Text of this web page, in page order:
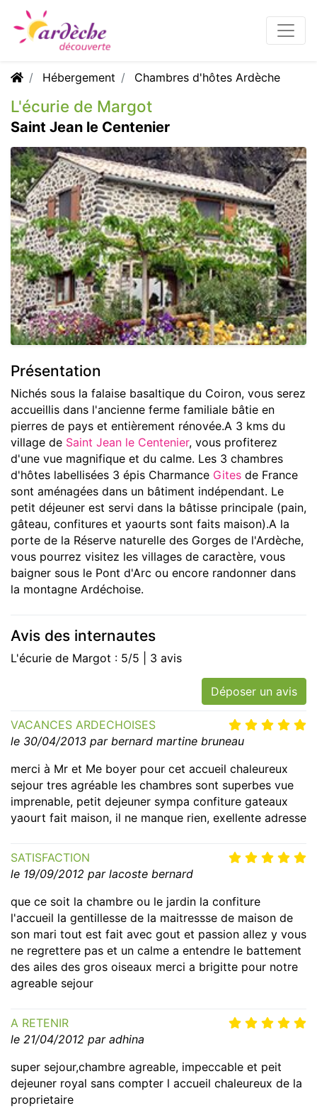
Hébergement Chambres d'hôtes Ardèche
L'écurie de Margot
Saint Jean le Centenier
Présentation
Nichés sous la falaise basaltique du Coiron, vous serez
accueillis dans l'ancienne ferme familiale bâtie en
pierres de pays et entièrement rénovée.A 3 kms du
village de Saint Jean le Centenier, vous profiterez
d'une vue magnifique et du calme. Les 3 chambres
d'hôtes labellisées 3 épis Charmance Gites de France
sont aménagées dans un bâtiment indépendant. Le
petit déjeuner est servi dans la bâtisse principale (pain,
gâteau, confitures et yaourts sont faits maison).A la
porte de la Réserve naturelle des Gorges de l'Ardèche,
vous pourrez visitez les villages de caractère, vous
baigner sous le Pont d'Arc ou encore randonner dans
la montagne Ardéchoise.
Avis des internautes
L'écurie de Margot : 5/5 | 3 avis
Déposer un avis
VACANCES ARDECHOISES
le 30/04/2013 par bernard martine bruneau
merci à Mr et Me boyer pour cet accueil chaleureux
sejour tres agréable les chambres sont superbes vue
imprenable, petit dejeuner sympa confiture gateaux
yaourt fait maison, il ne manque rien, exellente adresse
SATISFACTION
le 19/09/2012 par lacoste bernard
que ce soit la chambre ou le jardin la confiture
l'accueil la gentillesse de la maitressse de maison de
son mari tout est fait avec gout et passion allez y vous
ne regrettere pas et un calme a entendre le battement
des ailes des gros oiseaux merci a brigitte pour notre
agreable sejour
A RETENIR
le 21/04/2012 par adhina
super sejour,chambre agreable, impeccable et peit
dejeuner royal sans compter l accueil chaleureux de la
proprietaire